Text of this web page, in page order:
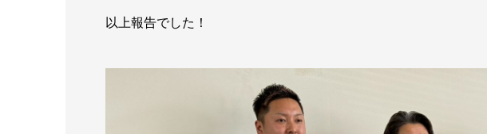
以上報告でした！